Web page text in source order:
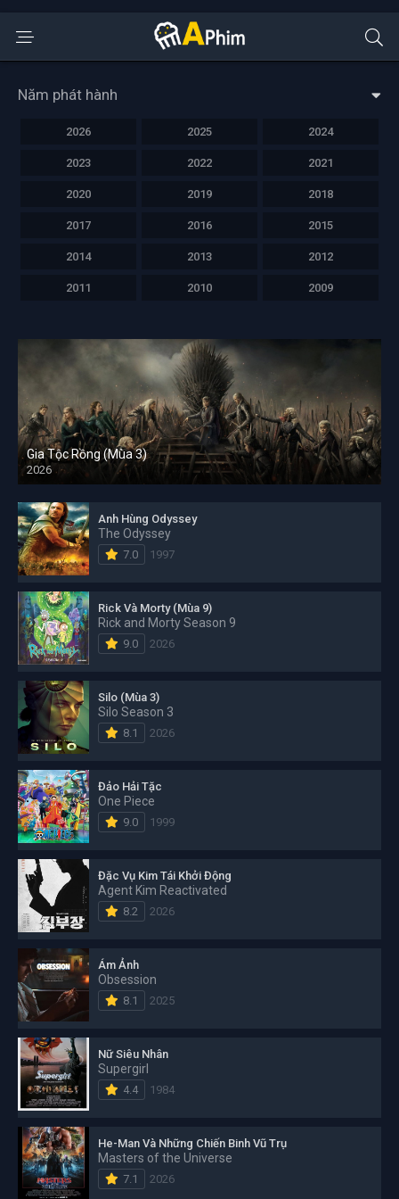
Năm phát hành
2026 2025 2024
2023 2022 2021
2020 2019 2018
2017 2016 2015
2014 2013 2012
2011 2010 2009
Gia Tộc Rồng (Mùa 3)
2026
Anh Hùng Odyssey
The Odyssey
7.0 1997
Rick Và Morty (Mùa 9)
Rick and Morty Season 9
9.0 2026
Silo (Mùa 3)
Silo Season 3
8.1 2026
Đảo Hải Tặc
One Piece
9.0 1999
Đặc Vụ Kim Tái Khởi Động
Agent Kim Reactivated
8.2 2026
Ám Ảnh
Obsession
8.1 2025
Nữ Siêu Nhân
Supergirl
4.4 1984
He-Man Và Những Chiến Binh Vũ Trụ
Masters of the Universe
7.1 2026